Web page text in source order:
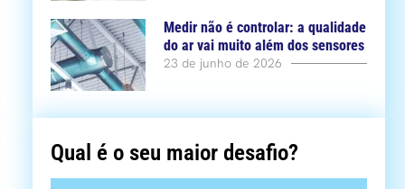
Medir não é controlar: a qualidade
do ar vai muito além dos sensores
23 de junho de 2026
Qual é o seu maior desafio?